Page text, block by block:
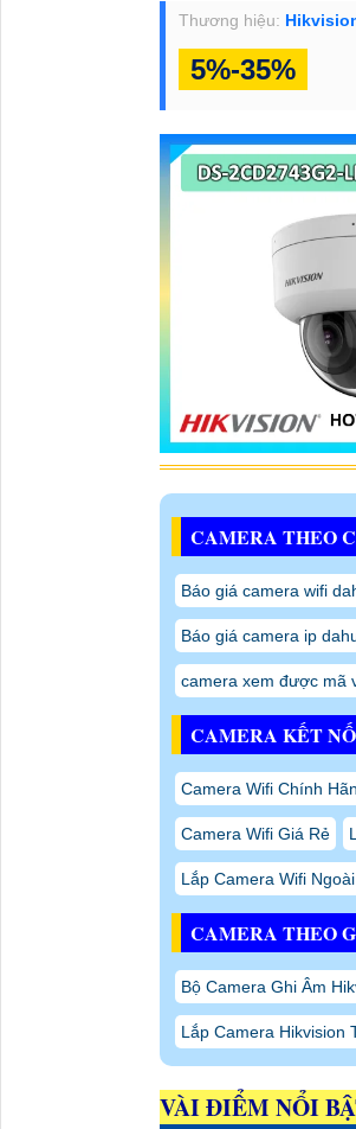
Thương hiệu:
5%-35%
CAMERA THEO
Báo giá camera wifi
Báo giá camera ip
camera xem được mã
CAMERA KẾT
Camera Wifi Chính
Camera Wifi Giá Rẻ
Lắp Camera Wifi
CAMERA THEO
Bộ Camera Ghi Âm
Lắp Camera Hikvision
VÀI ĐIỂM NỔI